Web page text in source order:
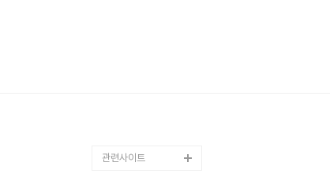
관련사이트